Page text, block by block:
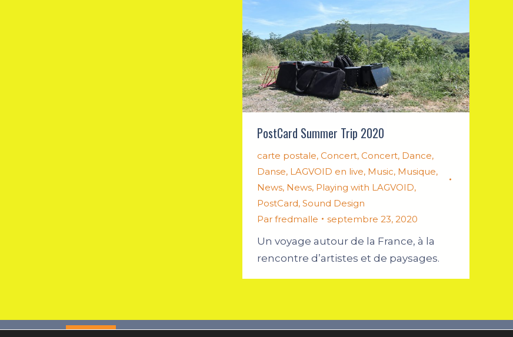
PostCard Summer Trip 2020
carte postale, Concert, Concert, Dance,
Danse, LAGVOID en live, Music, Musique,
News, News, Playing with LAGVOID,
PostCard, Sound Design
Par fredmalle septembre 23, 2020
Un voyage autour de la France, à la
rencontre d’artistes et de paysages.
English Français